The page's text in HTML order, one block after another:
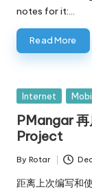
notes for it:…
Read More
Posted
Internet
PMangar
Project
Posted
by
By Rotar
距离上次编写和